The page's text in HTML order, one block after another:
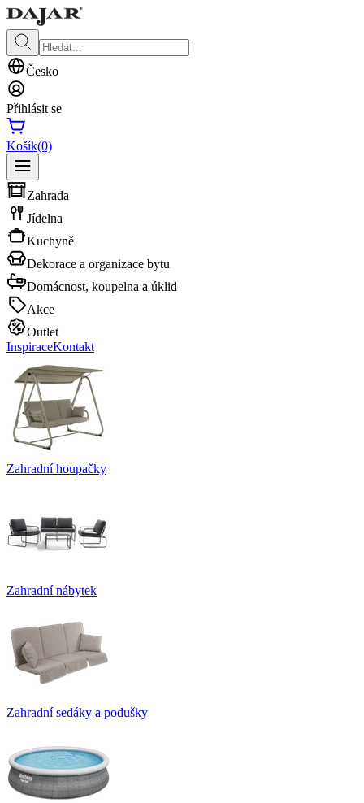
Česko
Přihlásit se
Košík(0)
Zahrada
Jídelna
Kuchyně
Dekorace a organizace bytu
Domácnost, koupelna a úklid
Akce
Outlet
InspiraceKontakt
Zahradní houpačky
Zahradní nábytek
Zahradní sedáky a podušky